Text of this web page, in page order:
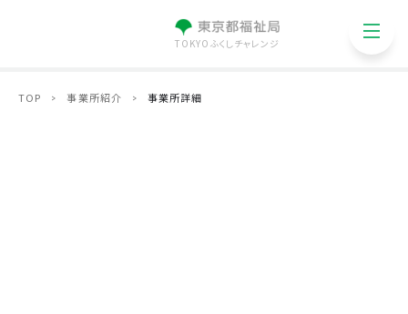
TOKYOふくしチャレンジ
TOP 事業所紹介 事業所詳細